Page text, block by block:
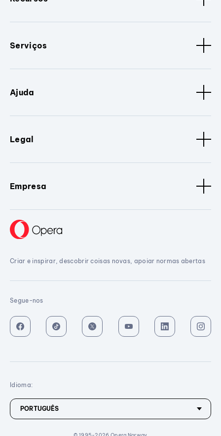
Serviços
Ajuda
Legal
Empresa
Criar e inspirar, descobrir coisas novas, apoiar normas abertas
Segue-nos
Idioma: